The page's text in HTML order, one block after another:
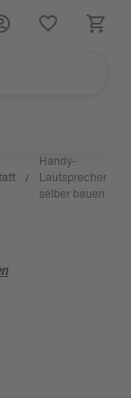
/
Handy-
Lautsprecher
selber bauen